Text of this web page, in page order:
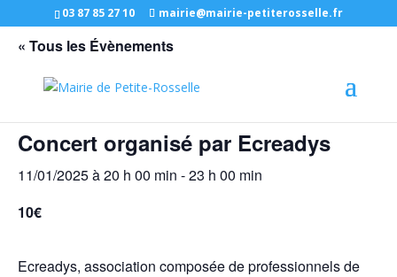
03 87 85 27 10 mairie@mairie-petiterosselle.fr
« Tous les Évènements
Cet évènement est passé
Concert organisé par Ecreadys
11/01/2025 à 20 h 00 min -23 h 00 min
10€
Ecreadys, association composée de professionnels de